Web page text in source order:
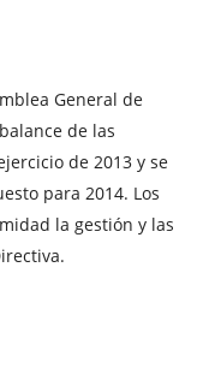
General de
de las
de 2013 y se
para 2014. Los
la gestión y las